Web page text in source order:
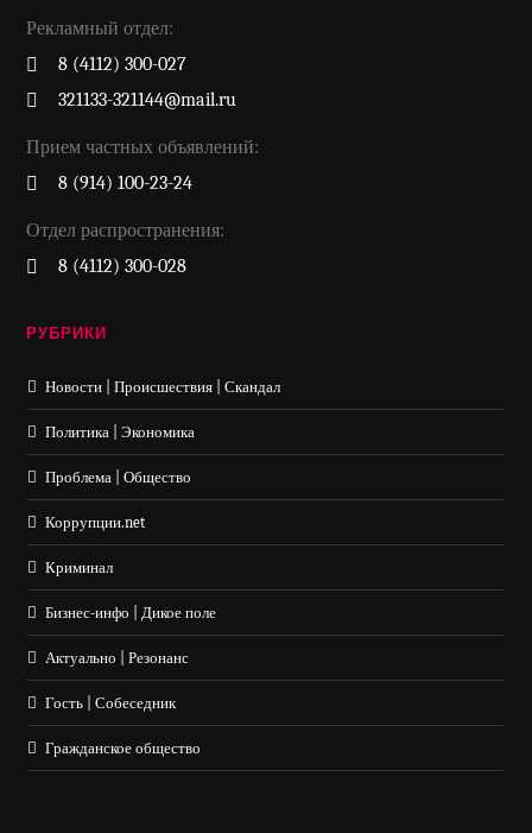
Рекламный отдел:
8 (4112) 300-027
321133-321144@mail.ru
Прием частных объявлений:
8 (914) 100-23-24
Отдел распространения:
8 (4112) 300-028
РУБРИКИ
Новости | Происшествия | Скандал
Политика | Экономика
Проблема | Общество
Коррупции.net
Криминал
Бизнес-инфо | Дикое поле
Актуально | Резонанс
Гость | Собеседник
Гражданское общество